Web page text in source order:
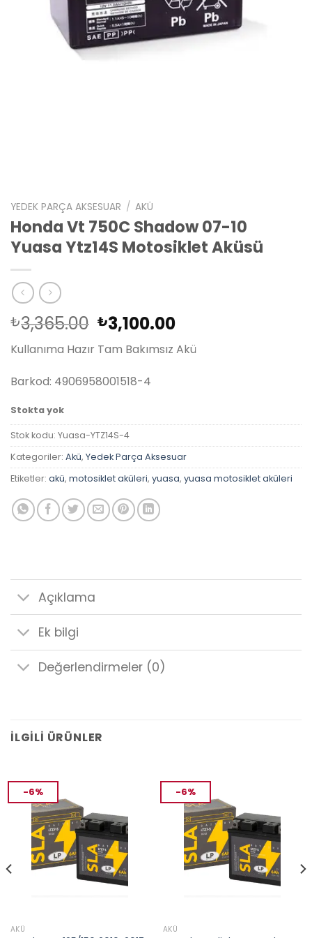
YEDEK PARÇA AKSESUAR / AKÜ
Honda Vt 750C Shadow 07-10
Yuasa Ytz14S Motosiklet Aküsü
₺3,365.00 Orijinal
fiyat:
₺3,365.00.
₺3,100.00Şu
andaki
fiyat:
Kullanıma Hazır Tam Bakımsız Akü
Barkod: 4906958001518-4
Stokta yok
Stok kodu: Yuasa-YTZ14S-4
Kategoriler: Akü, Yedek Parça Aksesuar
Etiketler: akü, motosiklet aküleri, yuasa, yuasa motosiklet aküleri
Açıklama
Ek bilgi
Değerlendirmeler (0)
İLGILI ÜRÜNLER
-6%
AKÜ
-6%
AKÜ